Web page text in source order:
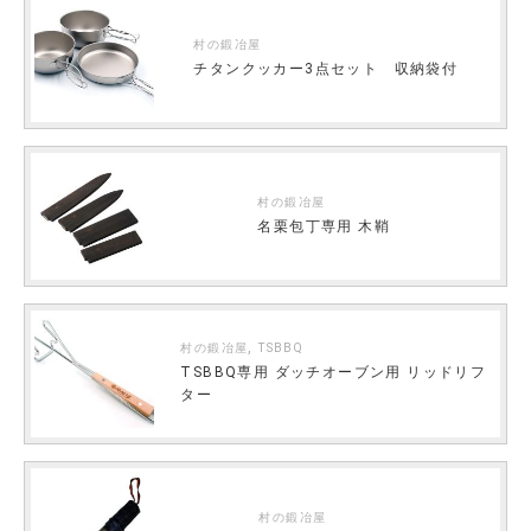
村の鍛冶屋
チタンクッカー3点セット 収納袋付
村の鍛冶屋
名栗包丁専用 木鞘
村の鍛冶屋 ,TSBBQ
TSBBQ専用 ダッチオーブン用 リッドリフ
ター
村の鍛冶屋